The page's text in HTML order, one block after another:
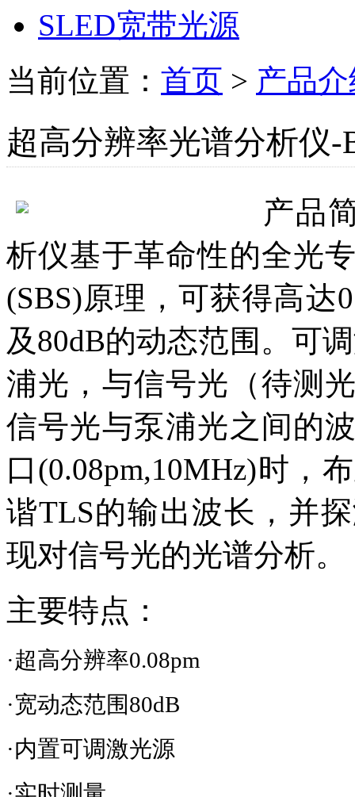
SLED宽带光源
当前位置： 首页 > 产品
超高分辨率光谱分析仪-
产品
析仪基于革命性的全光
(SBS)原理，可获得高达
及80dB的动态范围。可
浦光，与信号光（待测
信号光与泵浦光之间的
口(0.08pm,10MHz)时，
谐TLS的输出波长，并
现对信号光的光谱分析。
主要特点：
·超高分辨率0.08pm
·宽动态范围80dB
·内置可调激光源